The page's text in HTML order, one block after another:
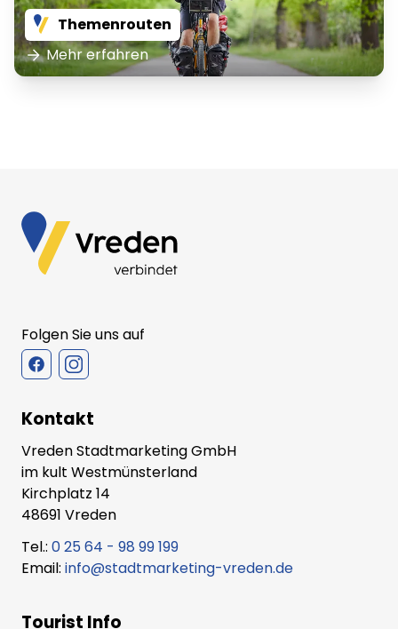
Themenrouten
Mehr erfahren
Folgen Sie uns auf
Kontakt
Vreden Stadtmarketing GmbH
im kult Westmünsterland
Kirchplatz 14
48691 Vreden
Tel.: 0 25 64 - 98 99 199
Email: info@stadtmarketing-vreden.de
Tourist Info